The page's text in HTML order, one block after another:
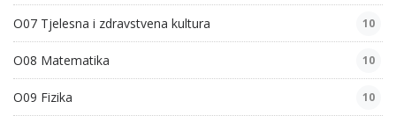
O07 Tjelesna i zdravstvena kultura 10
O08 Matematika 10
O09 Fizika 10